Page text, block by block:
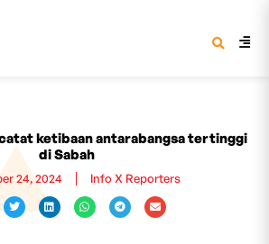
ketibaan antarabangsa tertinggi
di Sabah
24, 2024 Info X Reporters